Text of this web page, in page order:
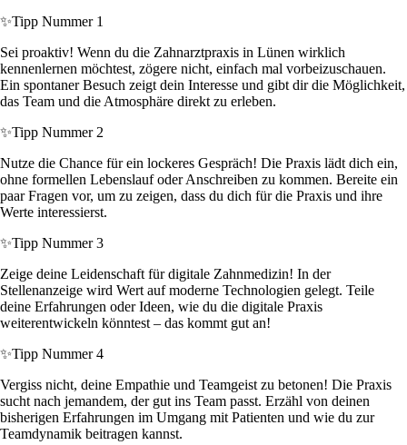
✨Tipp Nummer 1
Sei proaktiv! Wenn du die Zahnarztpraxis in Lünen wirklich
kennenlernen möchtest, zögere nicht, einfach mal vorbeizuschauen.
Ein spontaner Besuch zeigt dein Interesse und gibt dir die Möglichkeit,
das Team und die Atmosphäre direkt zu erleben.
✨Tipp Nummer 2
Nutze die Chance für ein lockeres Gespräch! Die Praxis lädt dich ein,
ohne formellen Lebenslauf oder Anschreiben zu kommen. Bereite ein
paar Fragen vor, um zu zeigen, dass du dich für die Praxis und ihre
Werte interessierst.
✨Tipp Nummer 3
Zeige deine Leidenschaft für digitale Zahnmedizin! In der
Stellenanzeige wird Wert auf moderne Technologien gelegt. Teile
deine Erfahrungen oder Ideen, wie du die digitale Praxis
weiterentwickeln könntest – das kommt gut an!
✨Tipp Nummer 4
Vergiss nicht, deine Empathie und Teamgeist zu betonen! Die Praxis
sucht nach jemandem, der gut ins Team passt. Erzähl von deinen
bisherigen Erfahrungen im Umgang mit Patienten und wie du zur
Teamdynamik beitragen kannst.